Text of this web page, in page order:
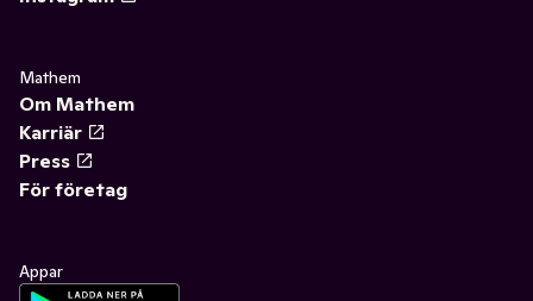
Mathem
Om Mathem
Karriär
Press
För företag
Appar